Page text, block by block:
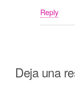
Reply
Deja una